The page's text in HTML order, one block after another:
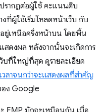
รากฏต่อผู้ใช้ คะแนนดิบ
งที่ผู้ใช้เริ่มโหลดหน้าเว็บ กับ
ยู่เหนือครึ่งหน้าบน โดยพื้น
สดงผล หลังจากนั้นจะเกิดการ
บที่ใหญ่ที่สุด ดูรายละเอียด
เวลาจนกว่าจะแสดงผลที่สำคัญ
ง Google